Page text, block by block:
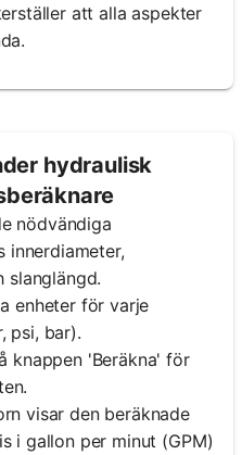
att alla aspekter
hydraulisk
nödvändiga
innerdiameter,
enheter för varje
psi, bar).
knappen 'Beräkna' för
visar den beräknade
i gallon per minut (GPM)